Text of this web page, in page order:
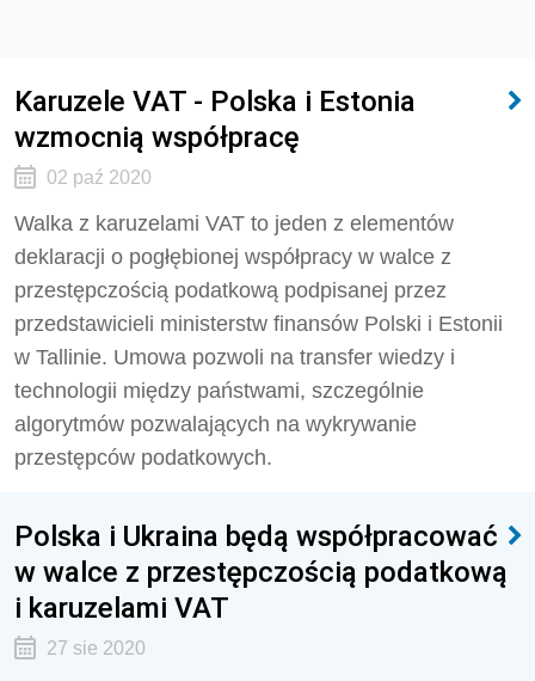
Karuzele VAT - Polska i Estonia
wzmocnią współpracę
02 paź 2020
Walka z karuzelami VAT to jeden z elementów
deklaracji o pogłębionej współpracy w walce z
przestępczością podatkową podpisanej przez
przedstawicieli ministerstw finansów Polski i Estonii
w Tallinie. Umowa pozwoli na transfer wiedzy i
technologii między państwami, szczególnie
algorytmów pozwalających na wykrywanie
przestępców podatkowych.
Polska i Ukraina będą współpracować
w walce z przestępczością podatkową
i karuzelami VAT
27 sie 2020